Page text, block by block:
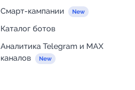
Смарт-кампании
Каталог ботов
Аналитика Telegram и MAX
каналов